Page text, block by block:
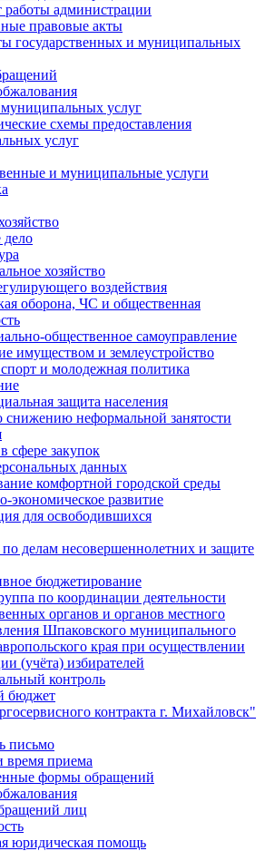
работы администрации
правовые акты
государственных и муниципальных
услуг
схемы предоставления
услуг
и муниципальные услуги
хозяйство
воздействия
оборона, ЧС и общественная
общественное самоуправление
имуществом и землеустройство
и молодежная политика
защита населения
снижению неформальной занятости
сфере закупок
данных
комфортной городской среды
экономическое развитие
для освободившихся
делам несовершеннолетних и защите
бюджетирование
по координации деятельности
органов и органов местного
Шпаковского муниципального
края при осуществлении
(учёта) избирателей
контроль
бюджет
контракта г. Михайловск"
письмо
время приема
формы обращений
лиц
юридическая помощь